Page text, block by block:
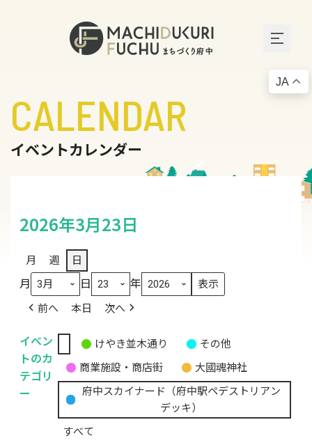
CALENDAR
イベントカレンダー
2026年3月23日
月 週 日
月 日 年
前へ 本日 次へ
イベン
トのカ
テゴリ
ー
無
題
の
カ
テ
ゴ
けやき並木通り
その他
商業施設・商店街
大國魂神社
府中スカイナード（府中駅ペデストリアン
デッキ）
すべて
JA